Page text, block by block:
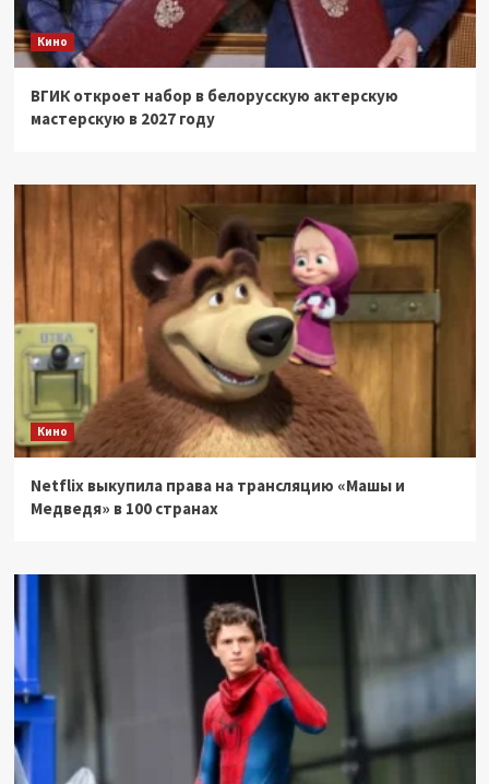
Кино
ВГИК откроет набор в белорусскую актерскую
мастерскую в 2027 году
Кино
Netflix выкупила права на трансляцию «Машы и
Медведя» в 100 странах